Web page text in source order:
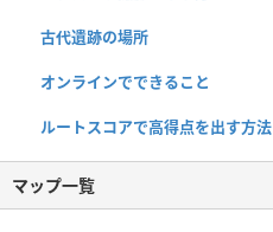
古代遺跡の場所
オンラインでできること
ルートスコアで高得点を出す方法
マップ一覧